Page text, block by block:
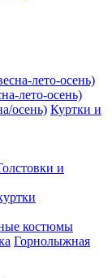
лето-осень)
Куртки и
и
костюмы
Горнолыжная